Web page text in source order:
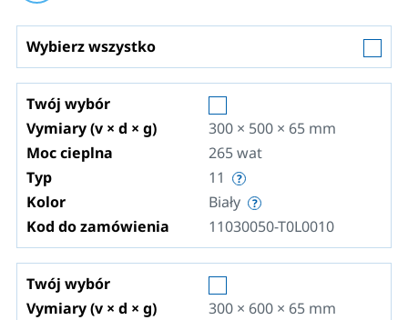
Wybierz wszystko
Twój wybór
Vymiary (v × d × g)
300 × 500 × 65 mm
Moc cieplna
265wat
Typ
11
Kolor
Biały
Kod do zamówienia
11030050-T0L0010
Twój wybór
Vymiary (v × d × g)
300 × 600 × 65 mm